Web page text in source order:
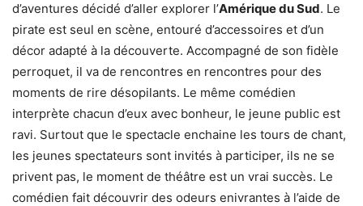
d’aventures décidé d’aller explorer l’Amérique du Sud. Le
pirate est seul en scène, entouré d’accessoires et d’un
décor adapté à la découverte. Accompagné de son fidèle
perroquet, il va de rencontres en rencontres pour des
moments de rire désopilants. Le même comédien
interprète chacun d’eux avec bonheur, le jeune public est
ravi. Surtout que le spectacle enchaine les tours de chant,
les jeunes spectateurs sont invités à participer, ils ne se
privent pas, le moment de théâtre est un vrai succès. Le
comédien fait découvrir des odeurs enivrantes à l’aide de